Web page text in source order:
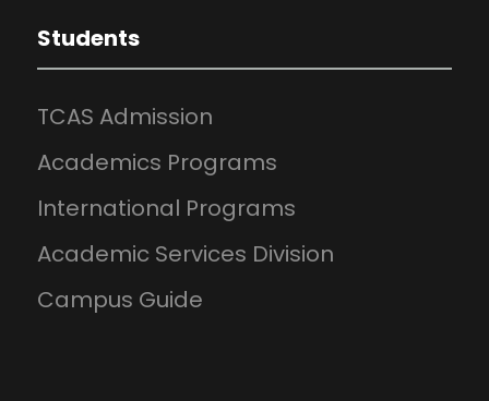
Students
TCAS Admission
Academics Programs
International Programs
Academic Services Division
Campus Guide